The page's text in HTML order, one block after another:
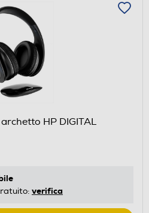
HP DIGITAL
verifica